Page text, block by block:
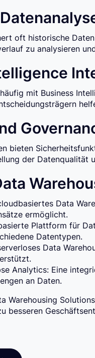
oft historische
zu analysieren
mit Business
bieten
der Datenqualität
Data
ermöglicht.
Plattform für
Datentypen.
Data
Analytics: Eine
an Daten.
Warehousing
besseren